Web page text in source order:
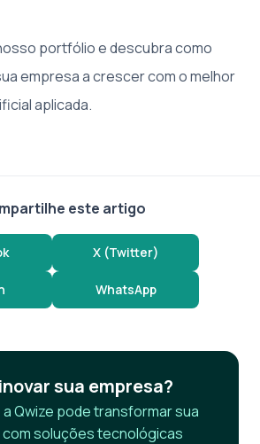
portfólio e descubra como
empresa a crescer com o melhor
aplicada.
este artigo
X (Twitter)
WhatsApp
sua empresa?
Qwize pode transformar sua
soluções tecnológicas